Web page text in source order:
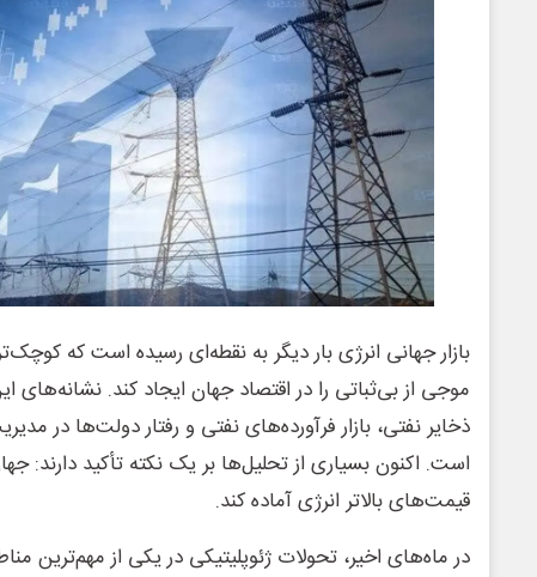
بازار جهانی انرژی بار دیگر به نقطه‌ای رسیده است که
موجی از بی‌ثباتی را در اقتصاد جهان ایجاد کند. نشانه‌های
ذخایر نفتی، بازار فرآورده‌های نفتی و رفتار دولت‌ها در
است. اکنون بسیاری از تحلیل‌ها بر یک نکته تأکید دارند:
قیمت‌های بالاتر انرژی آماده کند.
در ماه‌های اخیر، تحولات ژئوپلیتیکی در یکی از مهم‌ترین